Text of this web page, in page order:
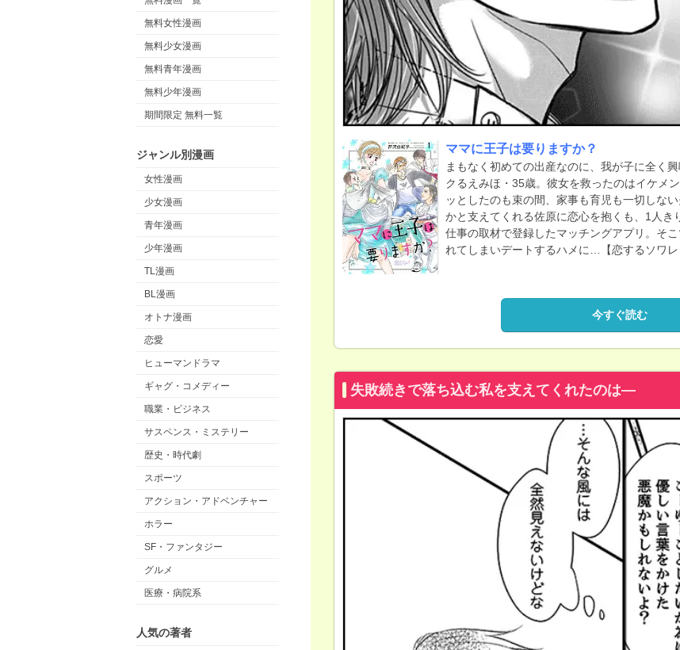
無料女性漫画
無料少女漫画
無料青年漫画
無料少年漫画
期間限定 無料一覧
ジャンル別漫画
女性漫画
少女漫画
青年漫画
少年漫画
TL漫画
BL漫画
オトナ漫画
恋愛
ヒューマンドラマ
ギャグ・コメディー
職業・ビジネス
サスペンス・ミステリー
歴史・時代劇
スポーツ
アクション・アドベンチャー
ホラー
SF・ファンタジー
グルメ
医療・病院系
人気の著者
ママに王子は要りますか？
まもなく初めての出産なのに、我が子に全く
クるえみほ・35歳。彼女を救ったのはイケメ
ッとしたのも束の間、家事も育児も一切しな
かと支えてくれる佐原に恋心を抱くも、1人き
仕事の取材で登録したマッチングアプリ。そ
れてしまいデートするハメに…【恋するソワレ
今すぐ読む
失敗続きで落ち込む私を支えてくれたのは―